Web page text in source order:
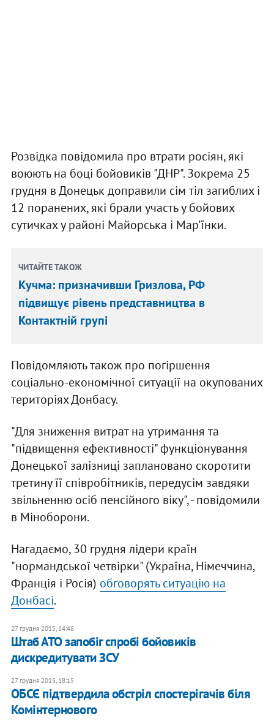
Розвідка повідомила про втрати росіян, які
воюють на боці бойовиків "ДНР". Зокрема 25
грудня в Донецьк доправили сім тіл загиблих і
12 поранених, які брали участь у бойових
сутичках у районі Майорська і Мар'їнки.
ЧИТАЙТЕ ТАКОЖ
Кучма: призначивши Гризлова, РФ
підвищує рівень представництва в
Контактній групі
Повідомляють також про погіршення
соціально-економічної ситуації на окупованих
територіях Донбасу.
"Для зниження витрат на утримання та
"підвищення ефективності" функціонування
Донецької залізниці заплановано скоротити
третину її співробітників, передусім завдяки
звільненню осіб пенсійного віку", - повідомили
в Міноборони.
Нагадаємо, 30 грудня лідери країн
"нормандської четвірки" (Україна, Німеччина,
Франція і Росія) обговорять ситуацію на
Донбасі.
27 грудня 2015, 14:48
Штаб АТО запобіг спробі бойовиків
дискредитувати ЗСУ
27 грудня 2015, 18:15
ОБСЄ підтвердила обстріл спостерігачів біля
Комінтернового